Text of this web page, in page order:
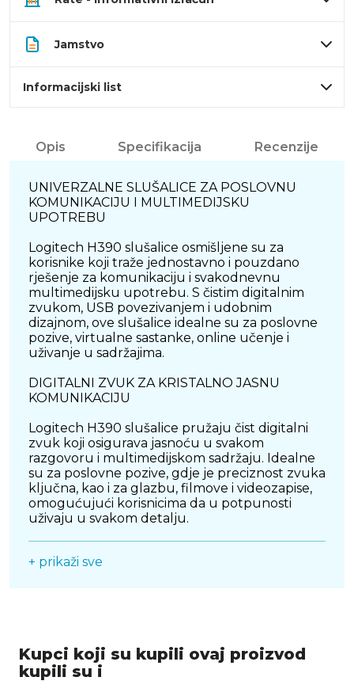
Jamstvo
Informacijski list
Opis Specifikacija Recenzije
UNIVERZALNE SLUŠALICE ZA POSLOVNU
KOMUNIKACIJU I MULTIMEDIJSKU
UPOTREBU
Logitech H390 slušalice osmišljene su za
korisnike koji traže jednostavno i pouzdano
rješenje za komunikaciju i svakodnevnu
multimedijsku upotrebu. S čistim digitalnim
zvukom, USB povezivanjem i udobnim
dizajnom, ove slušalice idealne su za poslovne
pozive, virtualne sastanke, online učenje i
uživanje u sadržajima.
DIGITALNI ZVUK ZA KRISTALNO JASNU
KOMUNIKACIJU
Logitech H390 slušalice pružaju čist digitalni
zvuk koji osigurava jasnoću u svakom
razgovoru i multimedijskom sadržaju. Idealne
su za poslovne pozive, gdje je preciznost zvuka
ključna, kao i za glazbu, filmove i videozapise,
omogućujući korisnicima da u potpunosti
uživaju u svakom detalju.
u upotrebi, pružajući dodatnu fleksibilnost i
praktičnost.
+ prikaži sve
Kupci koji su kupili ovaj proizvod
kupili su i